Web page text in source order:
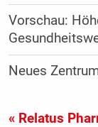
Vorschau:
Neues
« Relatus